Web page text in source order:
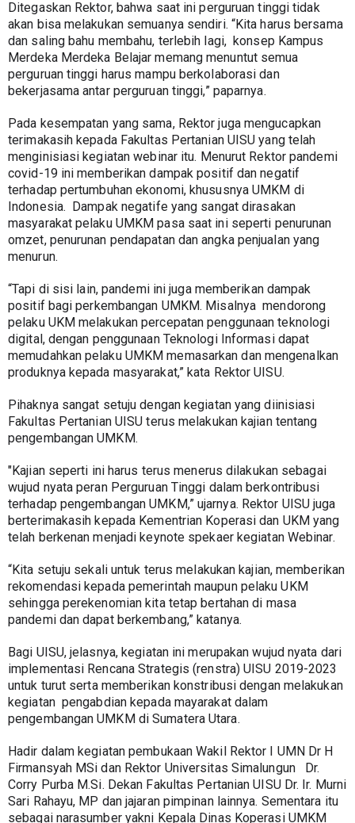
Ditegaskan Rektor, bahwa saat ini perguruan tinggi tidak
akan bisa melakukan semuanya sendiri. “Kita harus bersama
dan saling bahu membahu, terlebih lagi,  konsep Kampus
Merdeka Merdeka Belajar memang menuntut semua
perguruan tinggi harus mampu berkolaborasi dan
bekerjasama antar perguruan tinggi,” paparnya.
Pada kesempatan yang sama, Rektor juga mengucapkan
terimakasih kepada Fakultas Pertanian UISU yang telah
menginisiasi kegiatan webinar itu. Menurut Rektor pandemi
covid-19 ini memberikan dampak positif dan negatif
terhadap pertumbuhan ekonomi, khususnya UMKM di
Indonesia.  Dampak negatife yang sangat dirasakan
masyarakat pelaku UMKM pasa saat ini seperti penurunan
omzet, penurunan pendapatan dan angka penjualan yang
menurun.
“Tapi di sisi lain, pandemi ini juga memberikan dampak
positif bagi perkembangan UMKM. Misalnya  mendorong
pelaku UKM melakukan percepatan penggunaan teknologi
digital, dengan penggunaan Teknologi Informasi dapat
memudahkan pelaku UMKM memasarkan dan mengenalkan
produknya kepada masyarakat,” kata Rektor UISU.
Pihaknya sangat setuju dengan kegiatan yang diinisiasi
Fakultas Pertanian UISU terus melakukan kajian tentang
pengembangan UMKM.
"Kajian seperti ini harus terus menerus dilakukan sebagai
wujud nyata peran Perguruan Tinggi dalam berkontribusi
terhadap pengembangan UMKM,” ujarnya. Rektor UISU juga
berterimakasih kepada Kementrian Koperasi dan UKM yang
telah berkenan menjadi keynote spekaer kegiatan Webinar.
“Kita setuju sekali untuk terus melakukan kajian, memberikan
rekomendasi kepada pemerintah maupun pelaku UKM
sehingga perekenomian kita tetap bertahan di masa
pandemi dan dapat berkembang,” katanya.
Bagi UISU, jelasnya, kegiatan ini merupakan wujud nyata dari
implementasi Rencana Strategis (renstra) UISU 2019-2023
untuk turut serta memberikan konstribusi dengan melakukan
kegiatan  pengabdian kepada mayarakat dalam
pengembangan UMKM di Sumatera Utara.
Hadir dalam kegiatan pembukaan Wakil Rektor I UMN Dr H
Firmansyah MSi dan Rektor Universitas Simalungun   Dr.
Corry Purba M.Si. Dekan Fakultas Pertanian UISU Dr. Ir. Murni
Sari Rahayu, MP dan jajaran pimpinan lainnya. Sementara itu
sebagai narasumber yakni Kepala Dinas Koperasi UMKM